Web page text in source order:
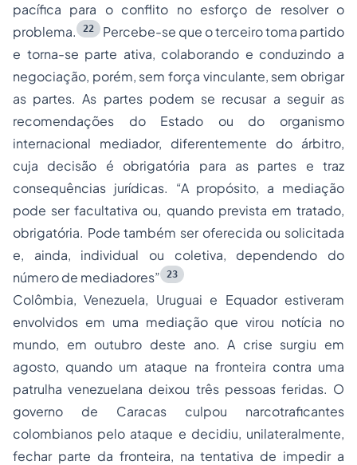
pacífica para o conflito no esforço de resolver o
problema.
22
Percebe-se que o terceiro toma partido
e torna-se parte ativa, colaborando e conduzindo a
negociação, porém, sem força vinculante, sem obrigar
as partes. As partes podem se recusar a seguir as
recomendações do Estado ou do organismo
internacional mediador, diferentemente do árbitro,
cuja decisão é obrigatória para as partes e traz
consequências jurídicas. “A propósito, a mediação
pode ser facultativa ou, quando prevista em tratado,
obrigatória. Pode também ser oferecida ou solicitada
e, ainda, individual ou coletiva, dependendo do
número de mediadores”
23
Colômbia, Venezuela, Uruguai e Equador estiveram
envolvidos em uma mediação que virou notícia no
mundo, em outubro deste ano. A crise surgiu em
agosto, quando um ataque na fronteira contra uma
patrulha venezuelana deixou três pessoas feridas. O
governo de Caracas culpou narcotraficantes
colombianos pelo ataque e decidiu, unilateralmente,
fechar parte da fronteira, na tentativa de impedir a